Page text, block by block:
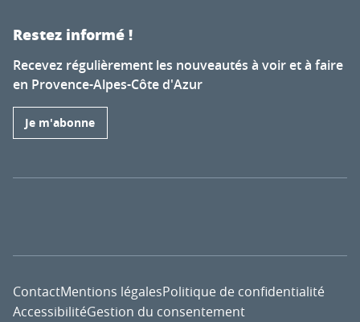
Restez informé !
Recevez régulièrement les nouveautés à voir et à faire
en Provence-Alpes-Côte d'Azur
Je m'abonne
ContactMentions légalesPolitique de confidentialité
AccessibilitéGestion du consentement